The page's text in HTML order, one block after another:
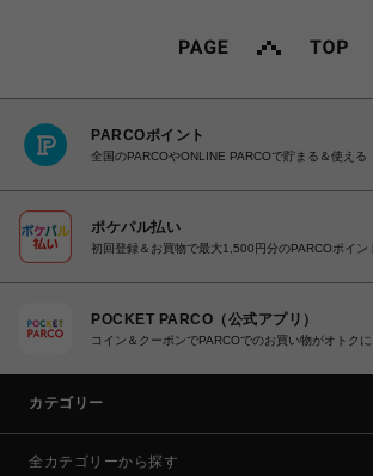
PARCOポイント
全国のPARCOやONLINE PARCOで貯まる＆使える
ポケパル払い
初回登録＆お買物で最大1,500円分のPARCOポイン
POCKET PARCO（公式アプリ）
コイン＆クーポンでPARCOでのお買い物がオトクに
カテゴリー
全カテゴリーから探す